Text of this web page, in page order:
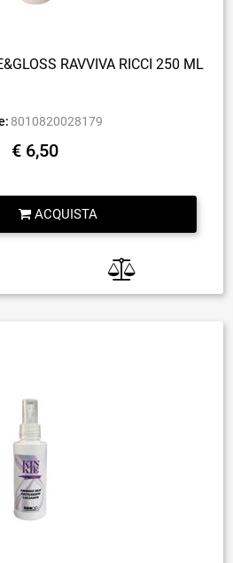
RAVVIVA RICCI 250 ML
8010820028179
€ 6,50
ACQUISTA